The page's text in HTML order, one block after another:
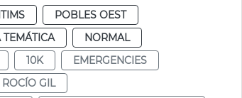
POBLES OEST
NORMAL
10K
EMERGENCIES
ROCÍO GIL